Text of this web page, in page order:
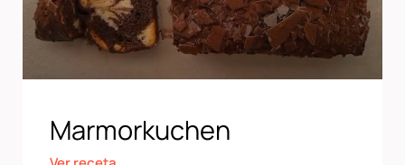
Marmorkuchen